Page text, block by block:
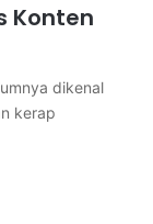
Konten
dikenal
kerap